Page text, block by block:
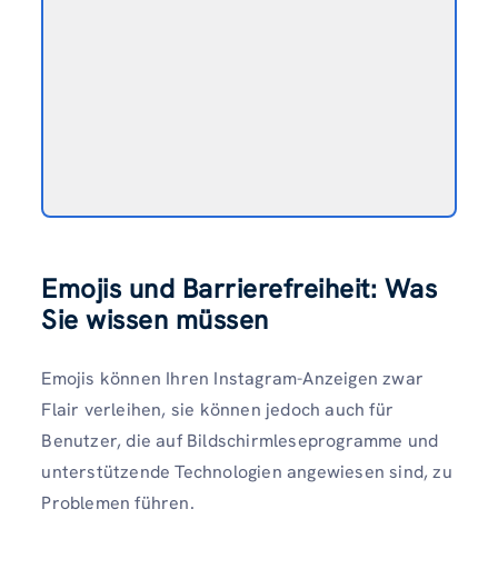
Emojis und Barrierefreiheit: Was
Sie wissen müssen
Emojis können Ihren Instagram-Anzeigen zwar
Flair verleihen, sie können jedoch auch für
Benutzer, die auf Bildschirmleseprogramme und
unterstützende Technologien angewiesen sind, zu
Problemen führen.